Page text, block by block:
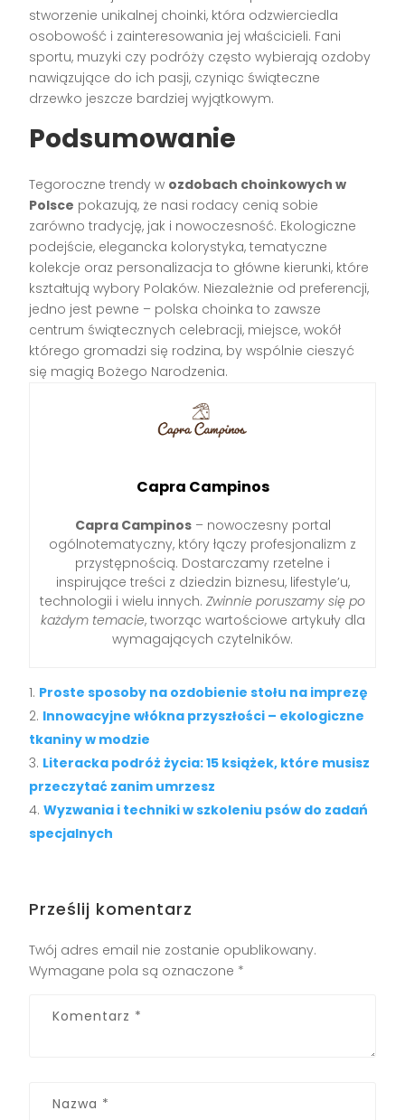
stworzenie unikalnej choinki, która odzwierciedla
osobowość i zainteresowania jej właścicieli. Fani
sportu, muzyki czy podróży często wybierają ozdoby
nawiązujące do ich pasji, czyniąc świąteczne
drzewko jeszcze bardziej wyjątkowym.
Podsumowanie
Tegoroczne trendy w ozdobach choinkowych w
Polsce pokazują, że nasi rodacy cenią sobie
zarówno tradycję, jak i nowoczesność. Ekologiczne
podejście, elegancka kolorystyka, tematyczne
kolekcje oraz personalizacja to główne kierunki, które
kształtują wybory Polaków. Niezależnie od preferencji,
jedno jest pewne – polska choinka to zawsze
centrum świątecznych celebracji, miejsce, wokół
którego gromadzi się rodzina, by wspólnie cieszyć
się magią Bożego Narodzenia.
Capra Campinos
Capra Campinos– nowoczesny portal
ogólnotematyczny, który łączy profesjonalizm z
przystępnością. Dostarczamy rzetelne i
inspirujące treści z dziedzin biznesu, lifestyle’u,
technologii i wielu innych. Zwinnie poruszamy się po
każdym temacie, tworząc wartościowe artykuły dla
wymagających czytelników.
Proste sposoby na ozdobienie stołu na imprezę
Innowacyjne włókna przyszłości – ekologiczne
tkaniny w modzie
Literacka podróż życia: 15 książek, które musisz
przeczytać zanim umrzesz
Wyzwania i techniki w szkoleniu psów do zadań
specjalnych
Prześlij komentarz
Twój adres email nie zostanie opublikowany.
Wymagane pola są oznaczone *